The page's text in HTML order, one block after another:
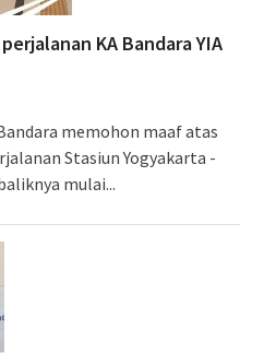
KA Bandara YIA
memohon maaf atas
Stasiun Yogyakarta -
mulai...